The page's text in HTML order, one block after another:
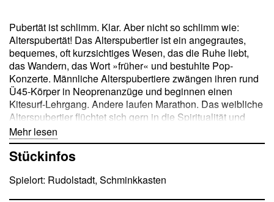
Pubertät ist schlimm. Klar. Aber nicht so schlimm wie:
Alterspubertät! Das Alterspubertier ist ein angegrautes,
bequemes, oft kurzsichtiges Wesen, das die Ruhe liebt,
das Wandern, das Wort »früher« und bestuhlte Pop-
Konzerte. Männliche Alterspubertiere zwängen ihren rund
Ü45-Körper in Neoprenanzüge und beginnen einen
Kitesurf-Lehrgang. Andere laufen Marathon. Das weibliche
Alterspubertier flüchtet sich gern in die Spiritualität und
»will sich neu entdecken«. Oder Marmelade einkochen.
Klingt scheußlich? ist es auch. Aber eben auch sehr, sehr
lustig…Ein kleiner Trost: Alterspubertiere sind die größte
Mehr lesen
Stückinfos
Spielort: Rudolstadt, Schminkkasten